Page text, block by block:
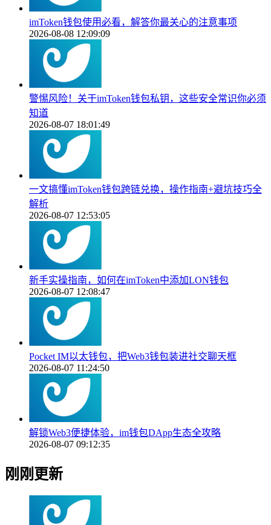
imToken钱包使用必看，解答你最关心的注意事项
2026-08-08 12:09:09
警惕风险！关于imToken钱包私钥，这些安全常识你必须
知道
2026-08-07 18:01:49
一文搞懂imToken钱包跨链兑换，操作指南+避坑技巧全
解析
2026-08-07 12:53:05
新手实操指南，如何在imToken中添加LON钱包
2026-08-07 12:08:47
Pocket IM以太钱包，把Web3钱包装进社交聊天框
2026-08-07 11:24:50
解锁Web3便捷体验，im钱包DApp生态全攻略
2026-08-07 09:12:35
刚刚更新